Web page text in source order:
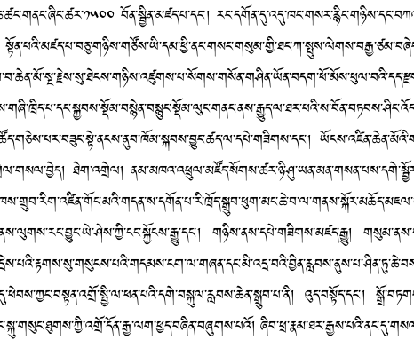
བོན་སྦྱིན་མཛད་པ་དང་།
ཐེག་འགྲེལ།
གཉིས་ནས་དཔེ་གཟིགས་མཛད་རྒྱུ།
འུད་བསྟོད་དང་།